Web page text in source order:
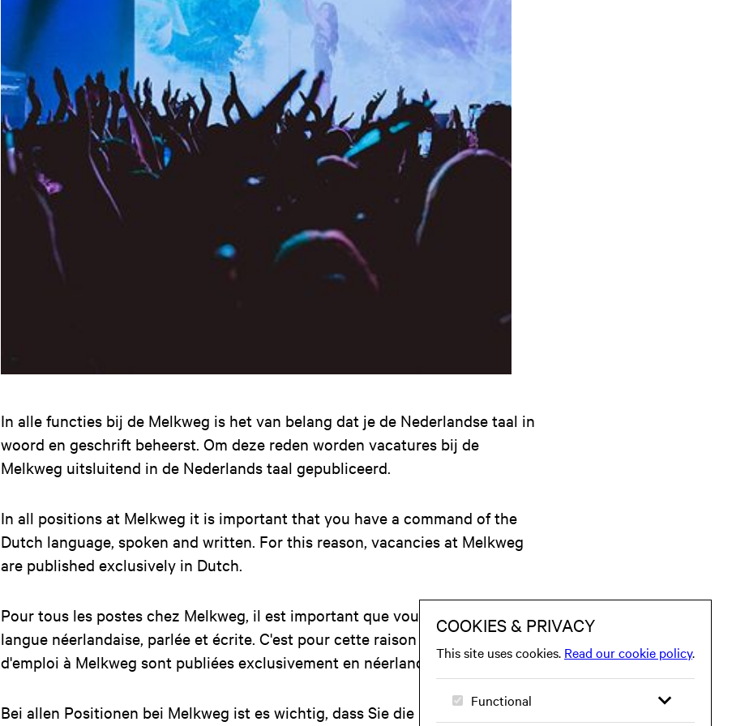
In alle functies bij de Melkweg is het van belang dat je de Nederlandse taal in
woord en geschrift beheerst. Om deze reden worden vacatures bij de
Melkweg uitsluitend in de Nederlands taal gepubliceerd.
In all positions at Melkweg it is important that you have a command of the
Dutch language, spoken and written. For this reason, vacancies at Melkweg
are published exclusively in Dutch.
Pour tous les postes chez Melkweg, il est important que vous maîtrisiez la
langue néerlandaise, parlée et écrite. C'est pour cette raison que les offres
d'emploi à Melkweg sont publiées exclusivement en néerlandais.
Bei allen Positionen bei Melkweg ist es wichtig, dass Sie die niederländische